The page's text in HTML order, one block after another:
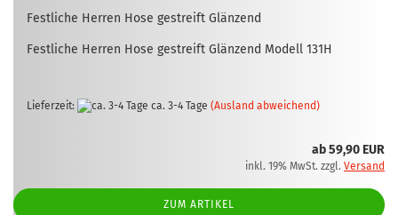
Fest­li­che Her­ren Hose ge­streift Glän­zend
Fest­li­che Her­ren Hose ge­streift Glän­zend Mo­dell 131H
Lieferzeit: ca. 3-4 Tage (Ausland abweichend)
ab 59,90 EUR
inkl. 19% MwSt. zzgl. Versand
ZUM ARTIKEL